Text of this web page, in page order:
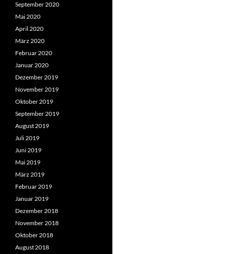
September 2020
Mai 2020
April 2020
März 2020
Februar 2020
Januar 2020
Dezember 2019
November 2019
Oktober 2019
September 2019
August 2019
Juli 2019
Juni 2019
Mai 2019
März 2019
Februar 2019
Januar 2019
Dezember 2018
November 2018
Oktober 2018
August 2018